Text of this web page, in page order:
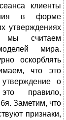
клиенты
в форме
утверждениях
мы считаем
мира.
оскорблять
что это
о
правило,
Заметим, что
признаки,